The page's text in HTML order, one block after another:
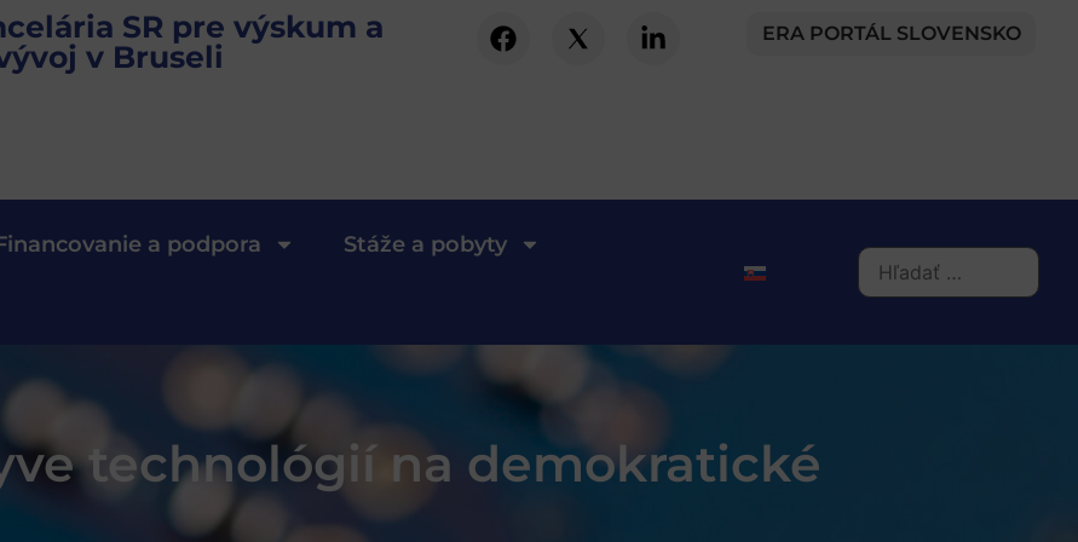
SR pre výskum a
v Bruseli
ERA PORTÁL SLOVENSKO
a podpora Stáže a pobyty
technológií na demokratické